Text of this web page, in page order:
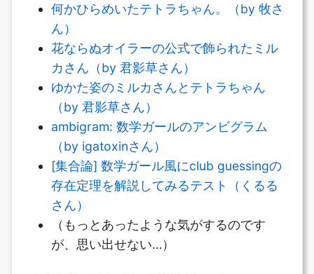
何かひらめいたテトラちゃん。（by 牧さ
ん）
花ならぬオイラーの公式で飾られたミル
カさん（by 君影草さん）
ゆかた姿のミルカさんとテトラちゃん
（by 君影草さん）
ambigram: 数学ガールのアンビグラム
（by igatoxinさん）
[集合論] 数学ガール風にclub guessingの
存在定理を解説してみるテスト（くるる
さん）
（もっとあったような気がするのです
が、思い出せない…）